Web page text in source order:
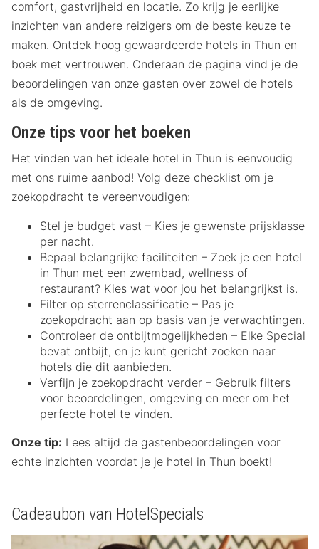
comfort, gastvrijheid en locatie. Zo krijg je eerlijke
inzichten van andere reizigers om de beste keuze te
maken. Ontdek hoog gewaardeerde hotels in Thun en
boek met vertrouwen. Onderaan de pagina vind je de
beoordelingen van onze gasten over zowel de hotels
als de omgeving.
Onze tips voor het boeken
Het vinden van het ideale hotel in Thun is eenvoudig
met ons ruime aanbod! Volg deze checklist om je
zoekopdracht te vereenvoudigen:
Stel je budget vast – Kies je gewenste prijsklasse
per nacht.
Bepaal belangrijke faciliteiten – Zoek je een hotel
in Thun met een zwembad, wellness of
restaurant? Kies wat voor jou het belangrijkst is.
Filter op sterrenclassificatie – Pas je
zoekopdracht aan op basis van je verwachtingen.
Controleer de ontbijtmogelijkheden – Elke Special
bevat ontbijt, en je kunt gericht zoeken naar
hotels die dit aanbieden.
Verfijn je zoekopdracht verder – Gebruik filters
voor beoordelingen, omgeving en meer om het
perfecte hotel te vinden.
Onze tip: Lees altijd de gastenbeoordelingen voor
echte inzichten voordat je je hotel in Thun boekt!
Cadeaubon van HotelSpecials